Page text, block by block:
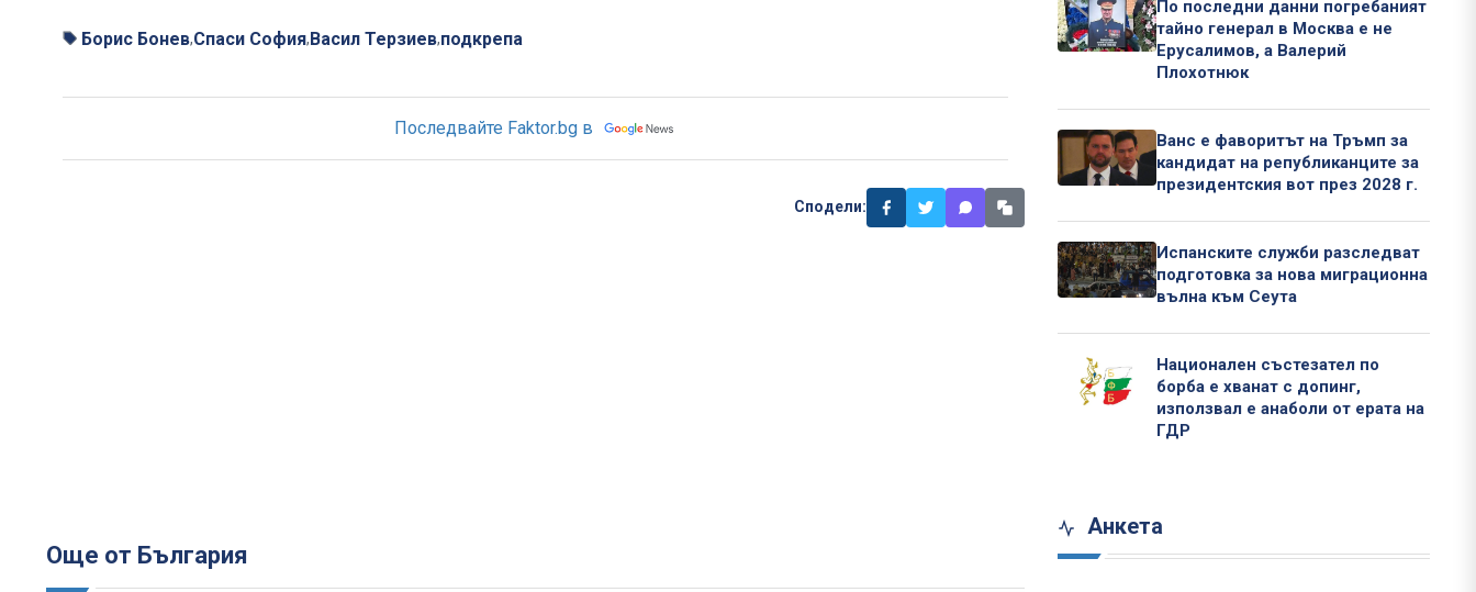
Борис Бонев,Спаси София,Васил Терзиев,подкрепа
Последвайте Faktor.bg в
Сподели:
Още от България
По последни данни погребаният
тайно генерал в Москва е не
Ерусалимов, а Валерий
Плохотнюк
Ванс е фаворитът на Тръмп за
кандидат на републиканците за
президентския вот през 2028 г.
Испанските служби разследват
подготовка за нова миграционна
вълна към Сеута
Национален състезател по
борба е хванат с допинг,
използвал е анаболи от ерата на
ГДР
Анкета